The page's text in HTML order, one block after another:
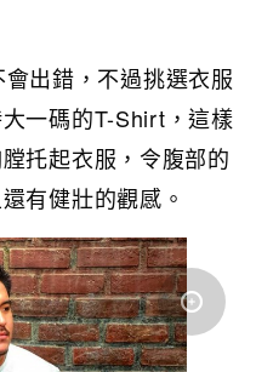
出錯，不過挑選衣服
一碼的T-Shirt，這樣
托起衣服，令腹部的
有健壯的觀感。